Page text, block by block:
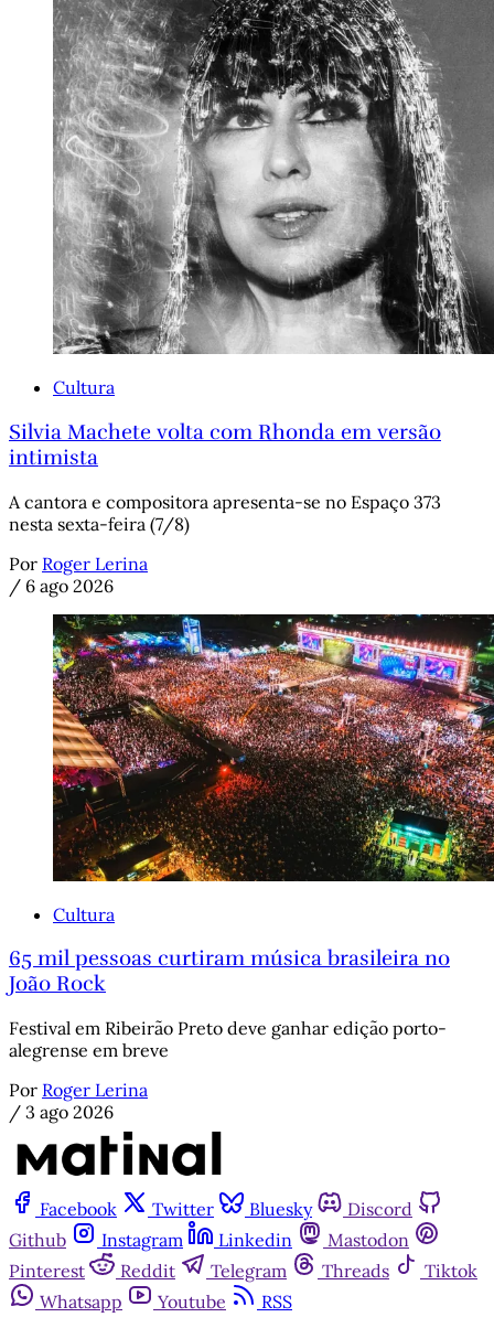
Cultura
Silvia Machete volta com Rhonda em versão
intimista
A cantora e compositora apresenta-se no Espaço 373
nesta sexta-feira (7/8)
Por Roger Lerina
/ 6 ago 2026
Cultura
65 mil pessoas curtiram música brasileira no
João Rock
Festival em Ribeirão Preto deve ganhar edição porto-
alegrense em breve
Por Roger Lerina
/ 3 ago 2026
Facebook Twitter Bluesky
Discord
Github
Instagram Linkedin
Mastodon
Pinterest
Reddit Telegram Threads
Tiktok
Whatsapp
Youtube
RSS